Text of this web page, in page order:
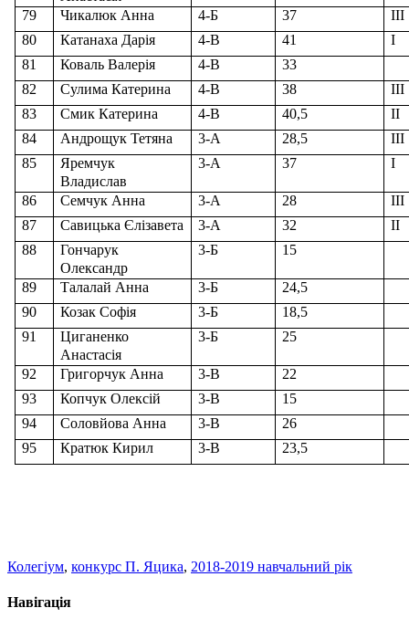
79 Чикалюк Анна 4-Б 37
ІІІ
80 Катанаха Дарія 4-В 41
І
81 Коваль Валерія 4-В
33
82 Сулима Катерина 4-В 38
ІІІ
83 Смик Катерина 4-В 40,5
ІІ
84
Андрощук Тетяна 3-А 28,5
ІІІ
85
Яремчук
Владислав
3-А 37 І
86 Семчук Анна 3-А 28
ІІІ
87
Савицька Єлізавета 3-А 32
ІІ
88
Гончарук
Олександр
3-Б 15
89 Талалай Анна 3-Б
24,5
90
Козак Софія 3-Б
18,5
91
Циганенко
Анастасія
3-Б 25
92 Григорчук Анна 3-В
22
93
Копчук Олексій 3-В
15
94
Соловйова Анна 3-В
26
95
Кратюк Кирил 3-В 23,5
Колегіум, конкурс П. Яцика, 2018-2019 навчальний рік
Навігація